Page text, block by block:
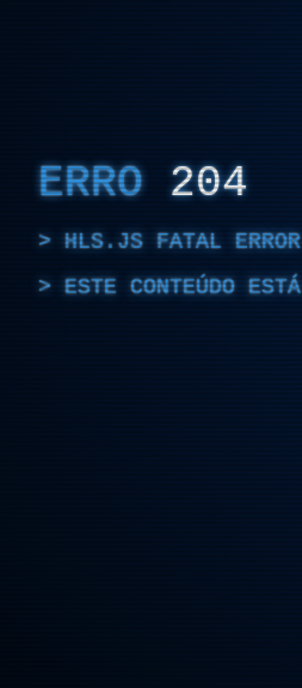
ERRO 204
HLS.JS FATAL
ESTE CONTEÚDO